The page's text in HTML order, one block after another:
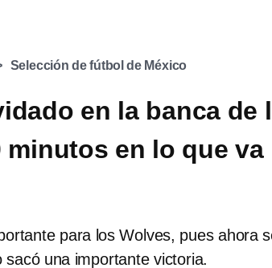
Selección de fútbol de México
en la banca de
minutos en lo que va
para los Wolves, pues ahora
una importante victoria.